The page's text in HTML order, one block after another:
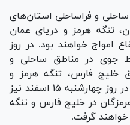
مناطق ساحلی و فراساحلی استان‌های
تنگه هرمز و دریای عمان
امواج خواهند بود. در روز
شرایط جوی در مناطق ساحلی و
خلیج فارس، تنگه هرمز و
دریای عمان ادامه خواهد یافت. در روز چهارشنبه ۱۵ اسفند نیز
در خلیج فارس و تنگه
خواهند گرفت.